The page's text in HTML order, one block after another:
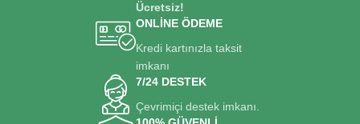
Ücretsiz!
ONLİNE ÖDEME
Kredi kartınızla taksit
imkanı
7/24 DESTEK
Çevrimiçi destek imkanı.